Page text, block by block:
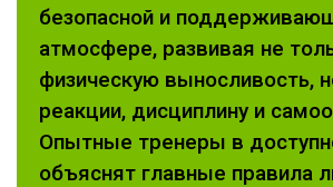
безопасной и
атмосфере, развивая не
физическую выносливость,
реакции, дисциплину и
Опытные тренеры в
объяснят главные правила